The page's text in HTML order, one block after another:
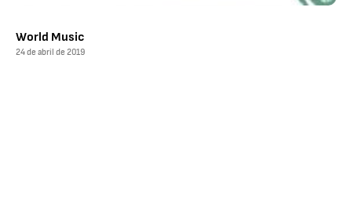
World Music
24 de abril de 2019